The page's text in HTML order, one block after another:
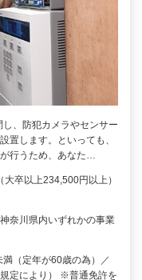
、防犯カメラやセンサー
置します。といっても、
行うため、あなた…
卒以上234,500円以上）
奈川県内いずれかの事業
（定年が60歳の為）／
定により） ※普通免許を